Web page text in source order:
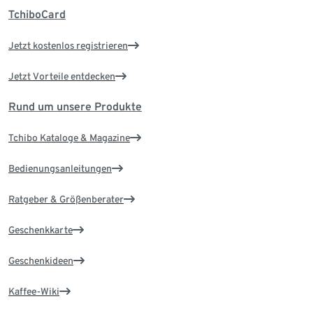
TchiboCard
Jetzt kostenlos registrieren
Jetzt Vorteile entdecken
Rund um unsere Produkte
Tchibo Kataloge & Magazine
Bedienungsanleitungen
Ratgeber & Größenberater
Geschenkkarte
Geschenkideen
Kaffee-Wiki